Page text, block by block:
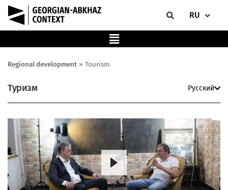
RU
Regional development » Tourism
Туризм Русский